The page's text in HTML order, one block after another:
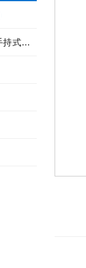
HANDHELD DEVICE (手持式電子產品)